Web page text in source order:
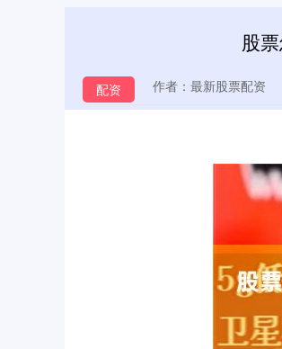
股
配资 作者：最新股票配资